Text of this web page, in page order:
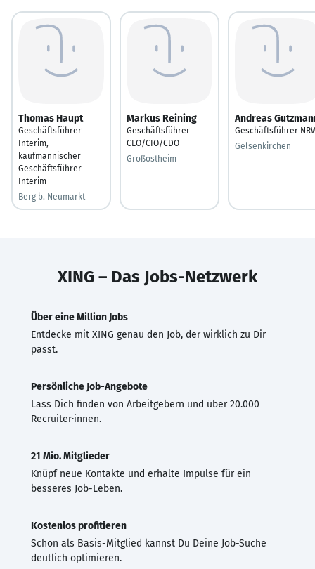
Thomas Haupt
Geschäftsführer
Interim,
kaufmännischer
Geschäftsführer
Interim
Berg b. Neumarkt
Markus Reining
Geschäftsführer
CEO/CIO/CDO
Großostheim
Andreas
Geschäftsführer
Gelsenkirchen
XING – Das Jobs-Netzwerk
Über eine Million Jobs
Entdecke mit XING genau den Job, der wirklich zu Dir
passt.
Persönliche Job-Angebote
Lass Dich finden von Arbeitgebern und über 20.000
Recruiter·innen.
21 Mio. Mitglieder
Knüpf neue Kontakte und erhalte Impulse für ein
besseres Job-Leben.
Kostenlos profitieren
Schon als Basis-Mitglied kannst Du Deine Job-Suche
deutlich optimieren.